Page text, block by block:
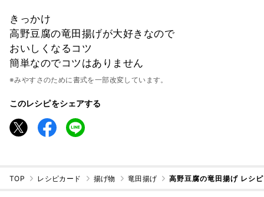
きっかけ
高野豆腐の竜田揚げが大好きなので
おいしくなるコツ
簡単なのでコツはありません
※みやすさのために書式を一部改変しています。
このレシピをシェアする
TOP レシピカード 揚げ物 竜田揚げ 高野豆腐の竜田揚げ レシ